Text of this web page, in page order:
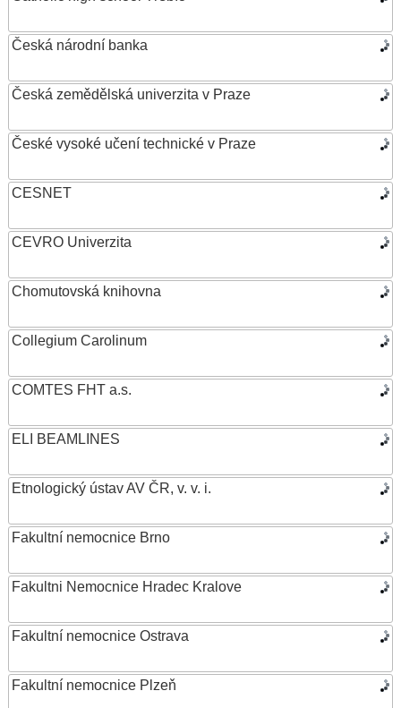
Česká národní banka
Česká zemědělská univerzita v Praze
České vysoké učení technické v Praze
CESNET
CEVRO Univerzita
Chomutovská knihovna
Collegium Carolinum
COMTES FHT a.s.
ELI BEAMLINES
Etnologický ústav AV ČR, v. v. i.
Fakultní nemocnice Brno
Fakultni Nemocnice Hradec Kralove
Fakultní nemocnice Ostrava
Fakultní nemocnice Plzeň